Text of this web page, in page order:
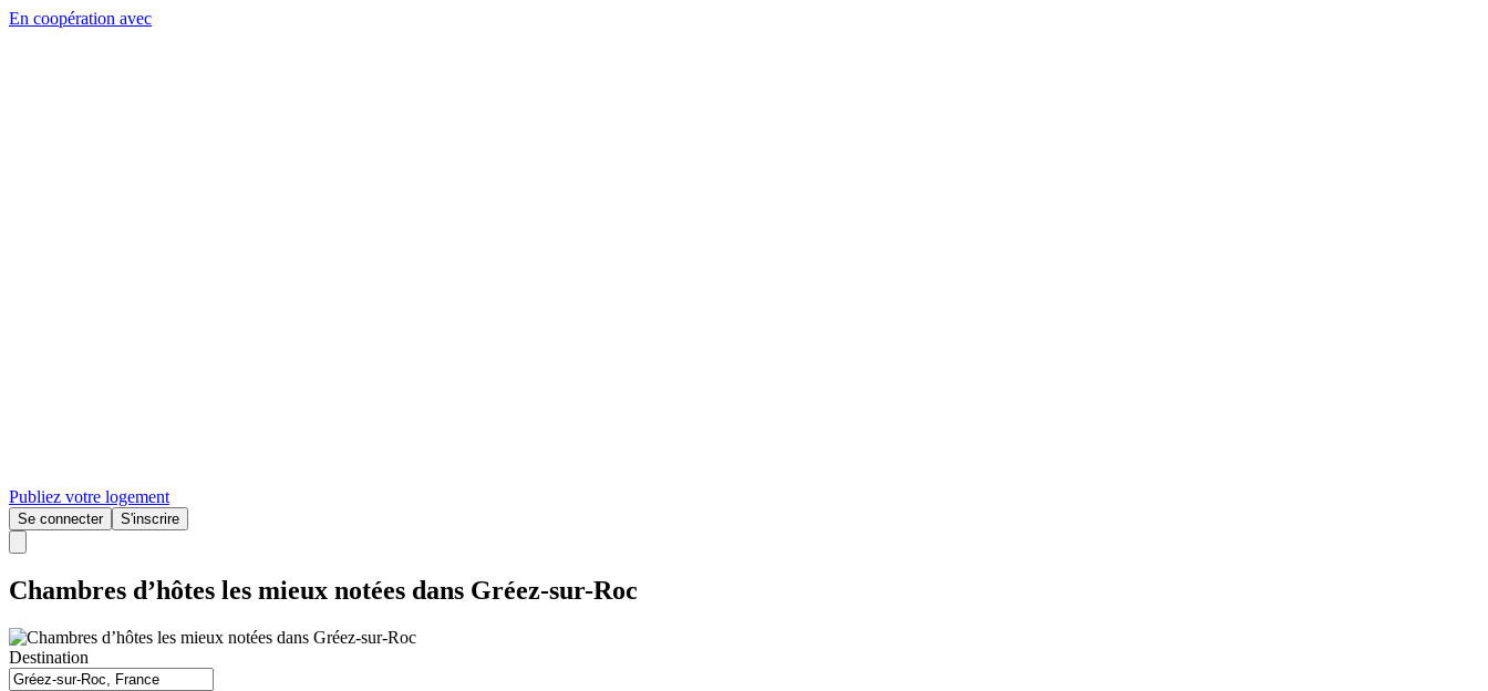
En coopération avec
Publiez votre logement
Se connecter S'inscrire
Chambres d’hôtes les mieux notées dans Gréez-sur-Roc
Destination